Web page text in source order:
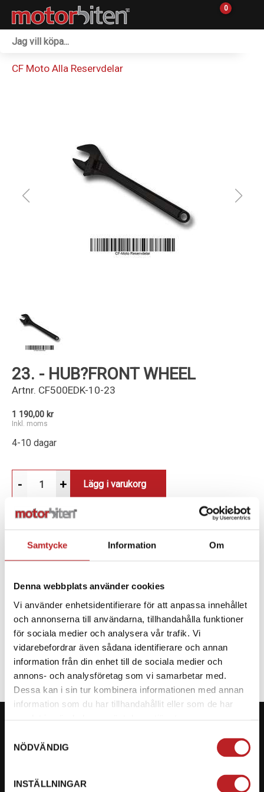
Samtycke Information Om
Denna webbplats använder cookies
Vi använder enhetsidentifierare för att anpassa innehållet
och annonserna till användarna, tillhandahålla funktioner
för sociala medier och analysera vår trafik. Vi
vidarebefordrar även sådana identifierare och annan
information från din enhet till de sociala medier och
annons- och analysföretag som vi samarbetar med.
Dessa kan i sin tur kombinera informationen med annan
information som du har tillhandahållit eller som de har
NÖDVÄNDIG
INSTÄLLNINGAR
0
Reservdelar
Sprängskisser
CF Moto Alla Reservdelar
23. - HUB?FRONT WHEEL
Artnr. CF500EDK-10-23
1 190,00 kr
Inkl. moms
4-10 dagar
- + Lägg i varukorg
Reservdel till CF Moto
SPECIFIKATION
Ångra mitt köp